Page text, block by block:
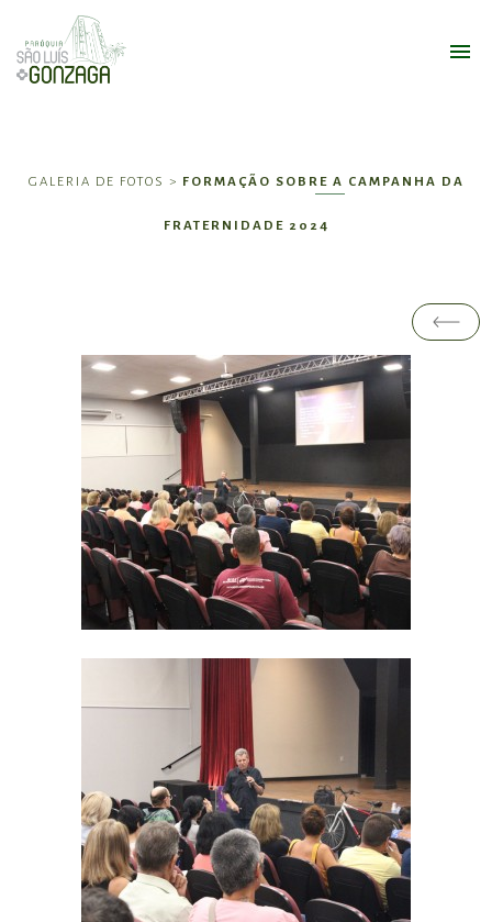
GALERIA DE FOTOS > FORMAÇÃO SOBRE A CAMPANHA DA
FRATERNIDADE 2024